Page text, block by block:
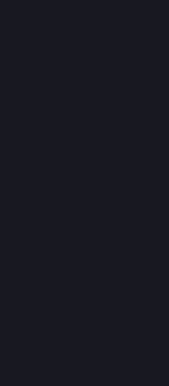
in the group.